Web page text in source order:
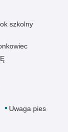
szkolny
Uwaga pies